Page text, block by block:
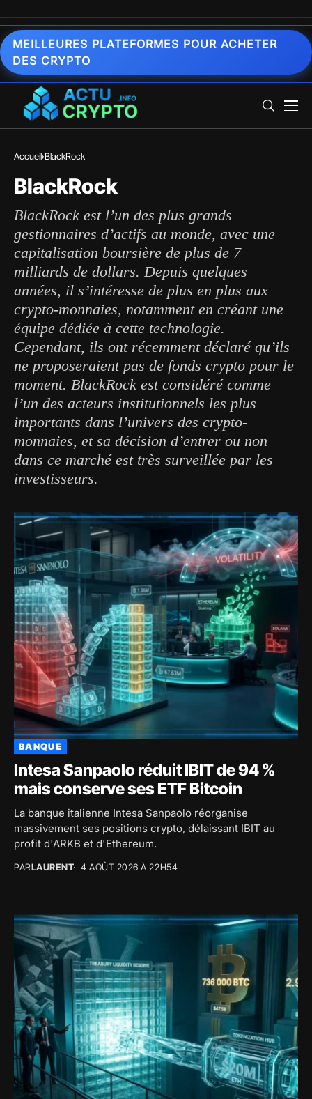
MEILLEURES PLATEFORMES POUR ACHETER
DES CRYPTO
Accueil BlackRock
BlackRock
BlackRock est l’un des plus grands
gestionnaires d’actifs au monde, avec une
capitalisation boursière de plus de 7
milliards de dollars. Depuis quelques
années, il s’intéresse de plus en plus aux
crypto-monnaies, notamment en créant une
équipe dédiée à cette technologie.
Cependant, ils ont récemment déclaré qu’ils
ne proposeraient pas de fonds crypto pour le
moment. BlackRock est considéré comme
l’un des acteurs institutionnels les plus
importants dans l’univers des crypto-
monnaies, et sa décision d’entrer ou non
dans ce marché est très surveillée par les
investisseurs.
BANQUE
Intesa Sanpaolo réduit IBIT de 94 %
mais conserve ses ETF Bitcoin
La banque italienne Intesa Sanpaolo réorganise
massivement ses positions crypto, délaissant IBIT au
profit d'ARKB et d'Ethereum.
PARLAURENT 4 AOÛT 2026 À 22H54